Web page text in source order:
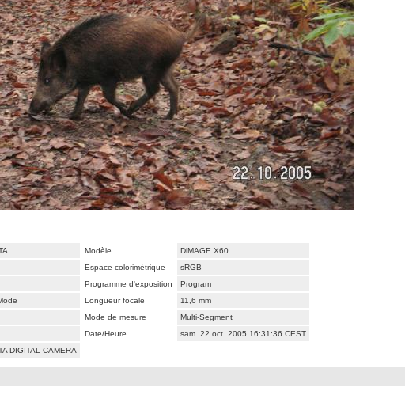
Modèle
DiMAGE X60
Espace colorimétrique
sRGB
Programme d'exposition
Program
Longueur focale
11,6 mm
Mode de mesure
Multi-Segment
Date/Heure
sam. 22 oct. 2005 16:31:36 CEST
DIGITAL CAMERA